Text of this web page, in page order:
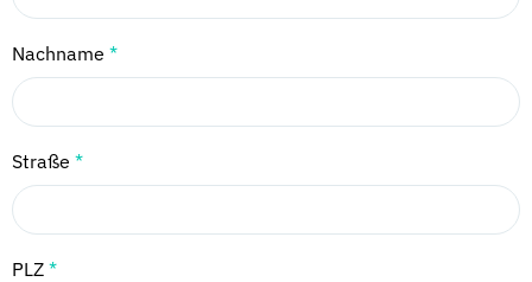
Nachname *
Straße *
PLZ *